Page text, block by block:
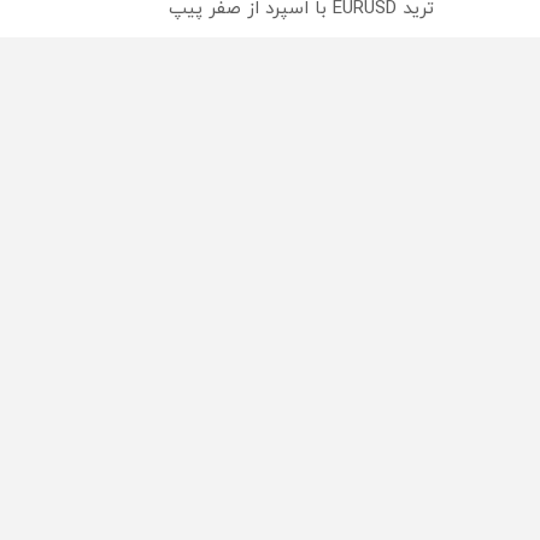
ترید EURUSD با اسپرد از صفر پیپ